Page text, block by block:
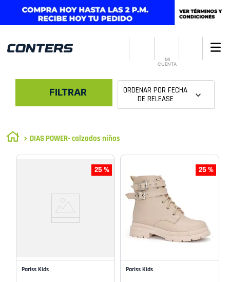
MI
CUENTA
FILTRAR ORDENAR POR FECHA
DE RELEASE
DIAS POWER- calzados niños
25 %
Pariss Kids
25 %
Pariss Kids